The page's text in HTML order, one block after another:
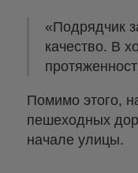
«Подрядчик
качество. В
Помимо этого,
пешеходных
начале улицы.